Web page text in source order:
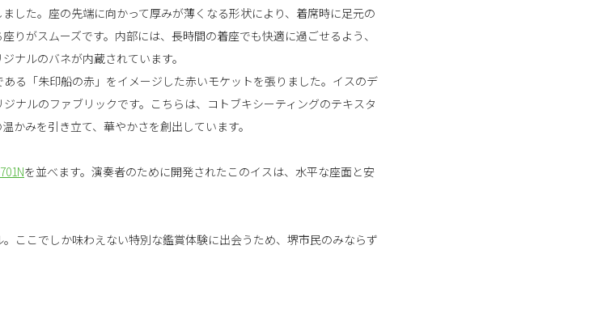
ました。座の先端に向かって厚みが薄くなる形状により、着席時に足元の
りがスムーズです。内部には、長時間の着座でも快適に過ごせるよう、
ナルのバネが内蔵されています。
る「朱印船の赤」をイメージした赤いモケットを張りました。イスのデ
ナルのファブリックです。こちらは、コトブキシーティングのテキスタ
かみを引き立て、華やかさを創出しています。
を並べます。演奏者のために開発されたこのイスは、水平な座面と安
ここでしか味わえない特別な鑑賞体験に出会うため、堺市民のみならず